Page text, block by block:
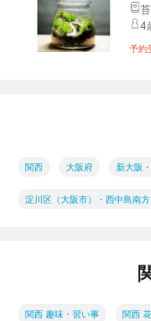
4
予約
関西 大阪府 新大阪
淀川区（大阪市）・西中島南
関西 趣味・習い事 関西